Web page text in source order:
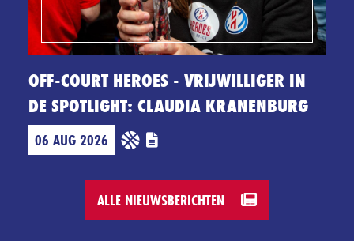
OFF-COURT HEROES - VRIJWILLIGER IN
DE SPOTLIGHT: CLAUDIA KRANENBURG
06 AUG 2026
ALLE NIEUWSBERICHTEN